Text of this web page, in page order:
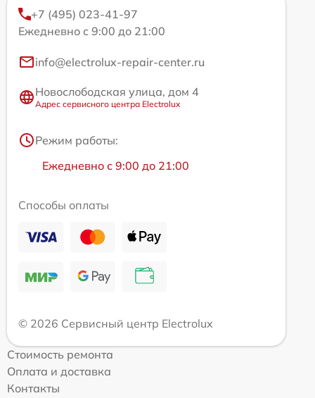
+7 (495) 023-41-97
Ежедневно с 9:00 до 21:00
info@electrolux-repair-center.ru
Новослободская улица, дом 4
Адрес сервисного центра Electrolux
Режим работы:
Ежедневно с 9:00 до 21:00
Способы оплаты
© 2026 Сервисный центр Electrolux
Стоимость ремонта
Оплата и доставка
Контакты